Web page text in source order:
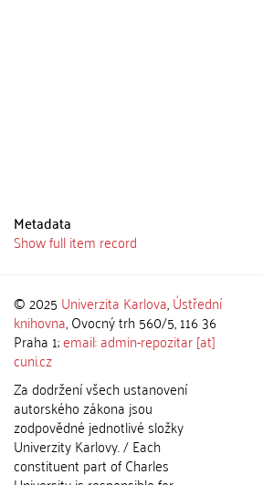
Metadata
Show full item record
© 2025 Univerzita Karlova,Ústřední
knihovna, Ovocný trh 560/5, 116 36
Praha 1;email: admin-repozitar [at]
cuni.cz
Za dodržení všech ustanovení
autorského zákona jsou
zodpovědné jednotlivé složky
Univerzity Karlovy. / Each
constituent part of Charles